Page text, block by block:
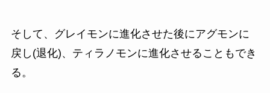
そして、グレイモンに進化させた後にアグモンに
戻し(退化)、ティラノモンに進化させることもでき
る。